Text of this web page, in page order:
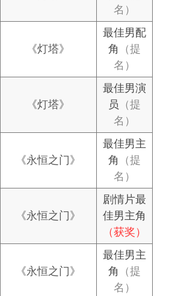
名）
《灯塔》
最佳男配
角
（提
名）
《灯塔》
最佳男演
员 （提
名）
《永恒之门》
最佳男主
角
（提
名）
《永恒之门》
剧情片最
佳男主角
（获奖）
《永恒之门》
最佳男主
角
（提
名）